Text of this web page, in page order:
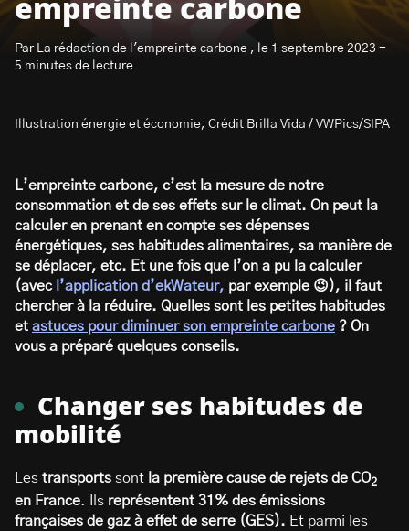
empreinte carbone
Par La rédaction de l'empreinte carbone , le 1 septembre 2023 -
5 minutes de lecture
Illustration énergie et économie, Crédit Brilla Vida / VWPics/SIPA
L’empreinte carbone, c’est la mesure de notre
consommation et de ses effets sur le climat. On peut la
calculer en prenant en compte ses dépenses
énergétiques, ses habitudes alimentaires, sa manière de
se déplacer, etc. Et une fois que l’on a pu la calculer
(avec l’application d’ekWateur, par exemple 😉), il faut
chercher à la réduire. Quelles sont les petites habitudes
et astuces pour diminuer son empreinte carbone ? On
vous a préparé quelques conseils.
Changer ses habitudes de
mobilité
Les transports sont la première cause de rejets de CO2
en France. Ils représentent 31% des émissions
françaises de gaz à effet de serre (GES). Et parmi les
S’abonner à la newsletter